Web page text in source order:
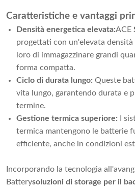
Caratteristiche e vantaggi
Densità energetica elevata:ACE
progettati con un'elevata
loro di immagazzinare grandi
forma compatta.
Ciclo di durata lungo: Queste
vita lungo, garantendo durata e
termine.
Gestione termica superiore:
I
termica mantengono le batterie
efficiente, anche in condizioni
Incorporando la tecnologia
Batterysoluzioni di storage per il